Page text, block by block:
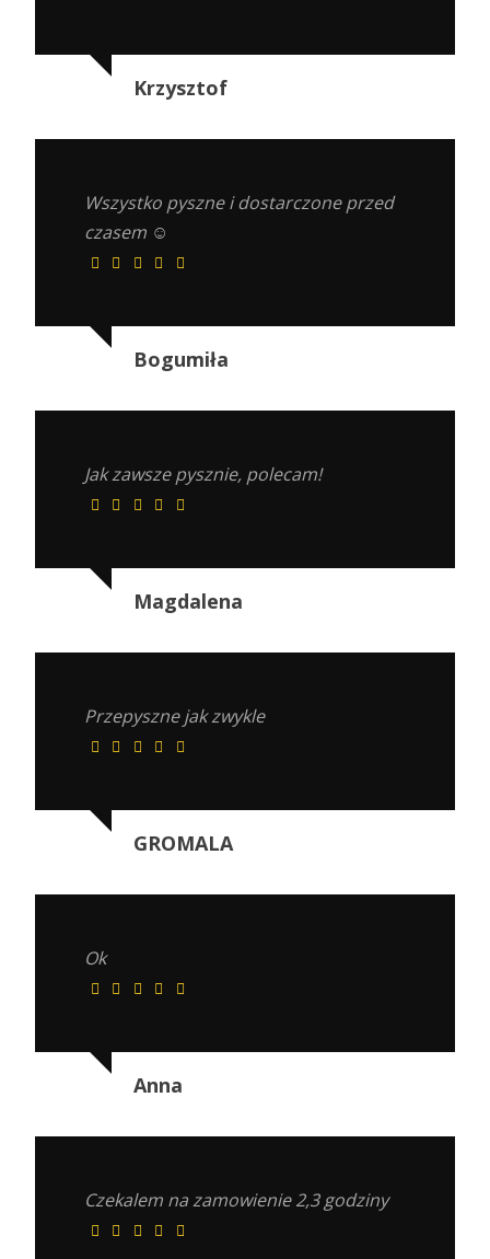
Krzysztof
Wszystko pyszne i dostarczone przed
czasem ☺️
Bogumiła
Jak zawsze pysznie, polecam!
Magdalena
Przepyszne jak zwykle
GROMALA
Ok
Anna
Czekalem na zamowienie 2,3 godziny